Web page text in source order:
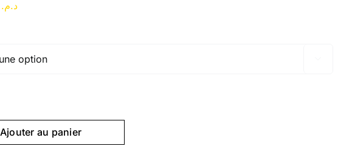
د.م.Plage
د.م. 1.490,00
Ajouter au panier